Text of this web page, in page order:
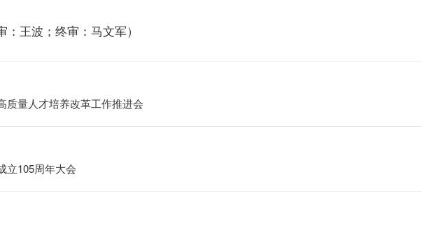
：王波；终审：马文军）
质量人才培养改革工作推进会
立105周年大会